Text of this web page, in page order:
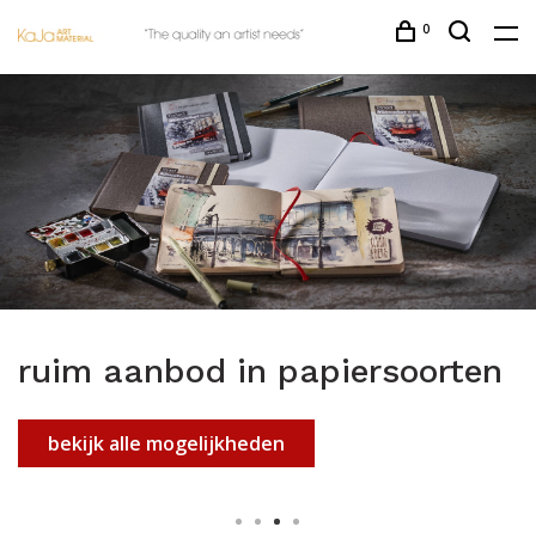
0
ruim aanbod in papiersoorten
bekijk alle mogelijkheden